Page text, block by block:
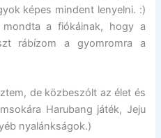
képes mindent lenyelni. :)
a fiókáinak, hogy a
rábízom a gyomromra a
de közbeszólt az élet és
Harubang játék, Jeju
nyalánkságok.)